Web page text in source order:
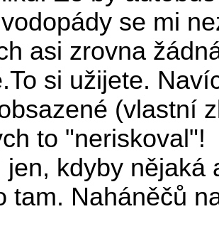
se mi
asi zrovna
si užijete.
(vlastní
to "neriskoval"!
jen, kdyby nějaká
tam. Naháněčů